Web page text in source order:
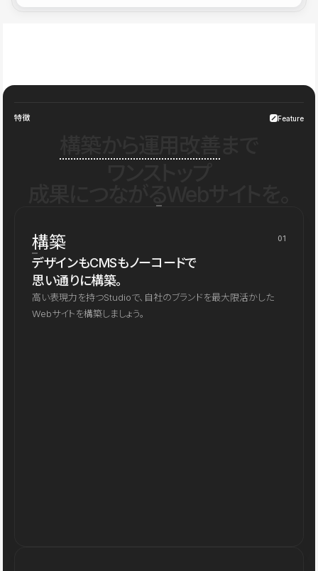
特徴 Feature
構築 01
デザインもCMSもノーコードで
思い通りに構築。
高い表現力を持つStudioで、自社のブランドを最大限活かした
Webサイトを構築しましょう。